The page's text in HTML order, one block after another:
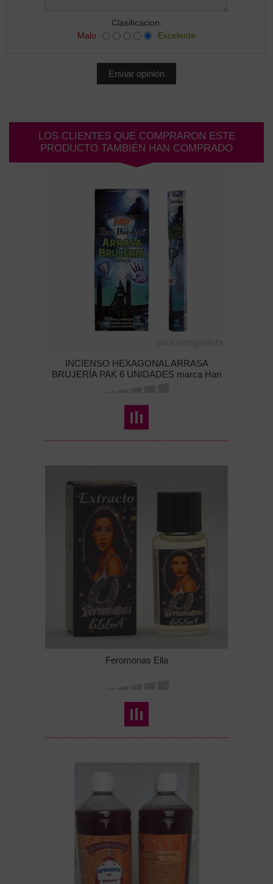
Clasificacion:
Malo
Excelente
LOS CLIENTES QUE COMPRARON ESTE
PRODUCTO TAMBIÉN HAN COMPRADO
INCIENSO HEXAGONAL ARRASA
BRUJERÍA PAK 6 UNIDADES marca Hari
Feromonas Ella